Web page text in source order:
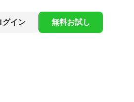
グイン 無料お試し